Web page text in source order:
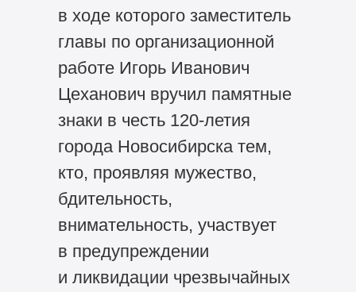
в ходе которого заместитель
главы по организационной
работе Игорь Иванович
Цеханович вручил памятные
знаки в честь 120-летия
города Новосибирска тем,
кто, проявляя мужество,
бдительность,
внимательность, участвует
в предупреждении
и ликвидации чрезвычайных